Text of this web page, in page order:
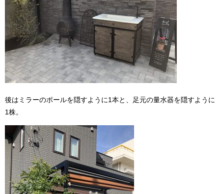
後はミラーのポールを隠すように1本と、足元の量水器を隠すように
1株。